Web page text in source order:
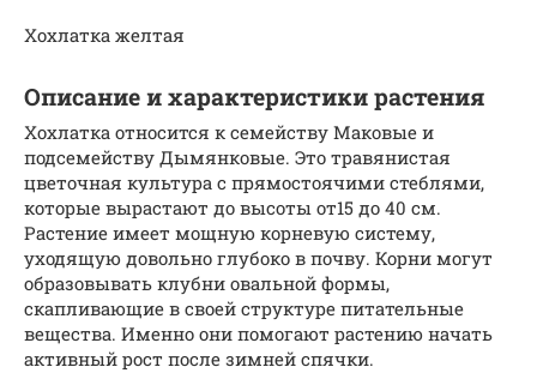
Хохлатка желтая
Описание и характеристики растения
Хохлатка относится к семейству Маковые и
подсемейству Дымянковые. Это травянистая
цветочная культура с прямостоячими стеблями,
которые вырастают до высоты от15 до 40 см.
Растение имеет мощную корневую систему,
уходящую довольно глубоко в почву. Корни могут
образовывать клубни овальной формы,
скапливающие в своей структуре питательные
вещества. Именно они помогают растению начать
активный рост после зимней спячки.